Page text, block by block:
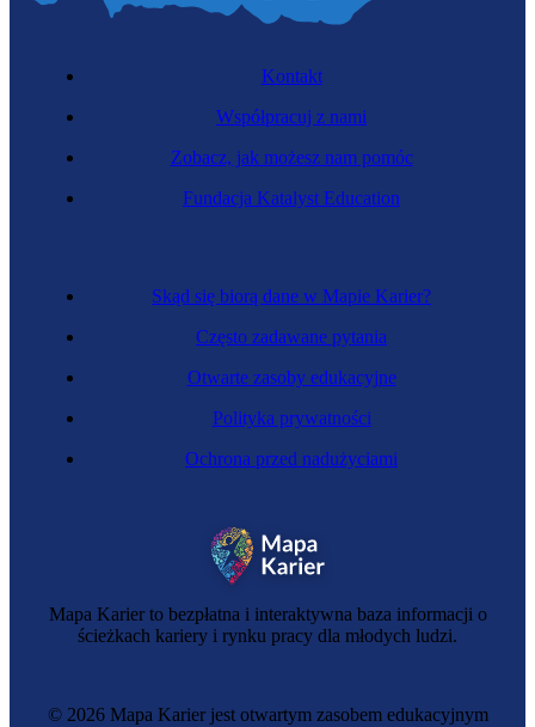
Mapa Karier to bezpłatna i interaktywna baza informacji o
ścieżkach kariery i rynku pracy dla młodych ludzi.
Skąd się biorą dane w Mapie Karier?
Często zadawane pytania
Otwarte zasoby edukacyjne
Polityka prywatności
Ochrona przed nadużyciami
Kontakt
Współpracuj z nami
Zobacz, jak możesz nam pomóc
Fundacja Katalyst Education
© 2026 Mapa Karier jest otwartym zasobem edukacyjnym